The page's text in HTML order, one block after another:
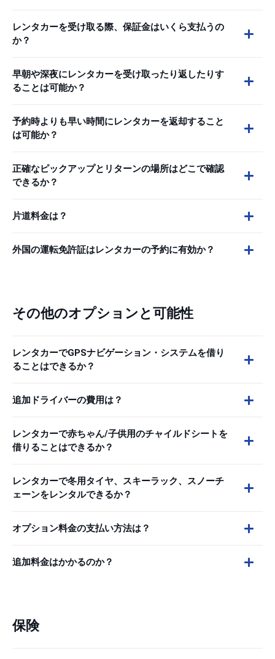
レンタカーを受け取る際、保証金はいくら支払うの
か？
早朝や深夜にレンタカーを受け取ったり返したりす
ることは可能か？
予約時よりも早い時間にレンタカーを返却すること
は可能か？
正確なピックアップとリターンの場所はどこで確認
できるか？
片道料金は？
外国の運転免許証はレンタカーの予約に有効か？
その他のオプションと可能性
レンタカーでGPSナビゲーション・システムを借り
ることはできるか？
追加ドライバーの費用は？
レンタカーで赤ちゃん/子供用のチャイルドシートを
借りることはできるか？
レンタカーで冬用タイヤ、スキーラック、スノーチ
ェーンをレンタルできるか？
オプション料金の支払い方法は？
追加料金はかかるのか？
保険